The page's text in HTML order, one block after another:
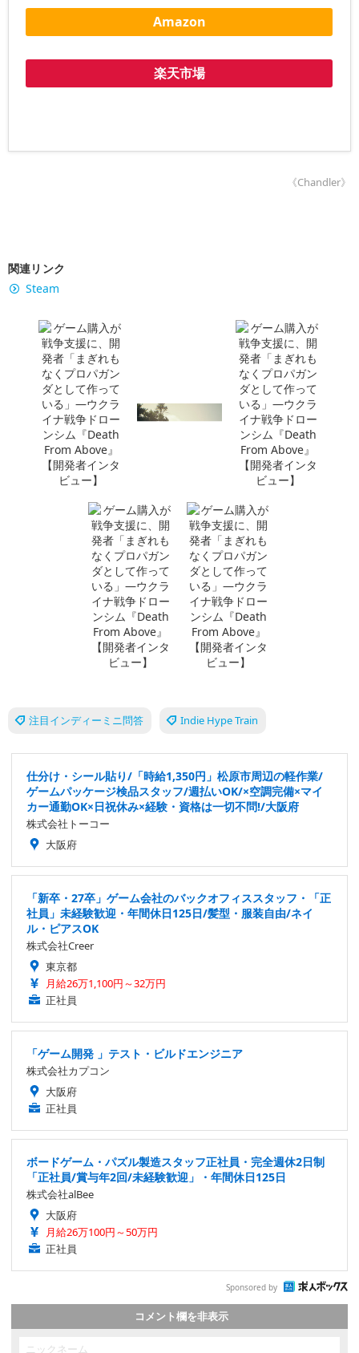
Amazon
楽天市場
《Chandler》
関連リンク
Steam
注目インディーミニ問答 Indie Hype Train
仕分け・シール貼り/「時給1,350円」松原市周辺の軽作業/
ゲームパッケージ検品スタッフ/週払いOK/×空調完備×マイ
カー通勤OK×日祝休み×経験・資格は一切不問!/大阪府
株式会社トーコー
大阪府
「新卒・27卒」ゲーム会社のバックオフィススタッフ・「正
社員」未経験歓迎・年間休日125日/髪型・服装自由/ネイ
ル・ピアスOK
株式会社Creer
東京都
月給26万1,100円～32万円
正社員
「ゲーム開発 」テスト・ビルドエンジニア
株式会社カプコン
大阪府
正社員
ボードゲーム・パズル製造スタッフ正社員・完全週休2日制
「正社員/賞与年2回/未経験歓迎」・年間休日125日
株式会社alBee
大阪府
月給26万100円～50万円
正社員
Sponsored by
コメント欄を非表示